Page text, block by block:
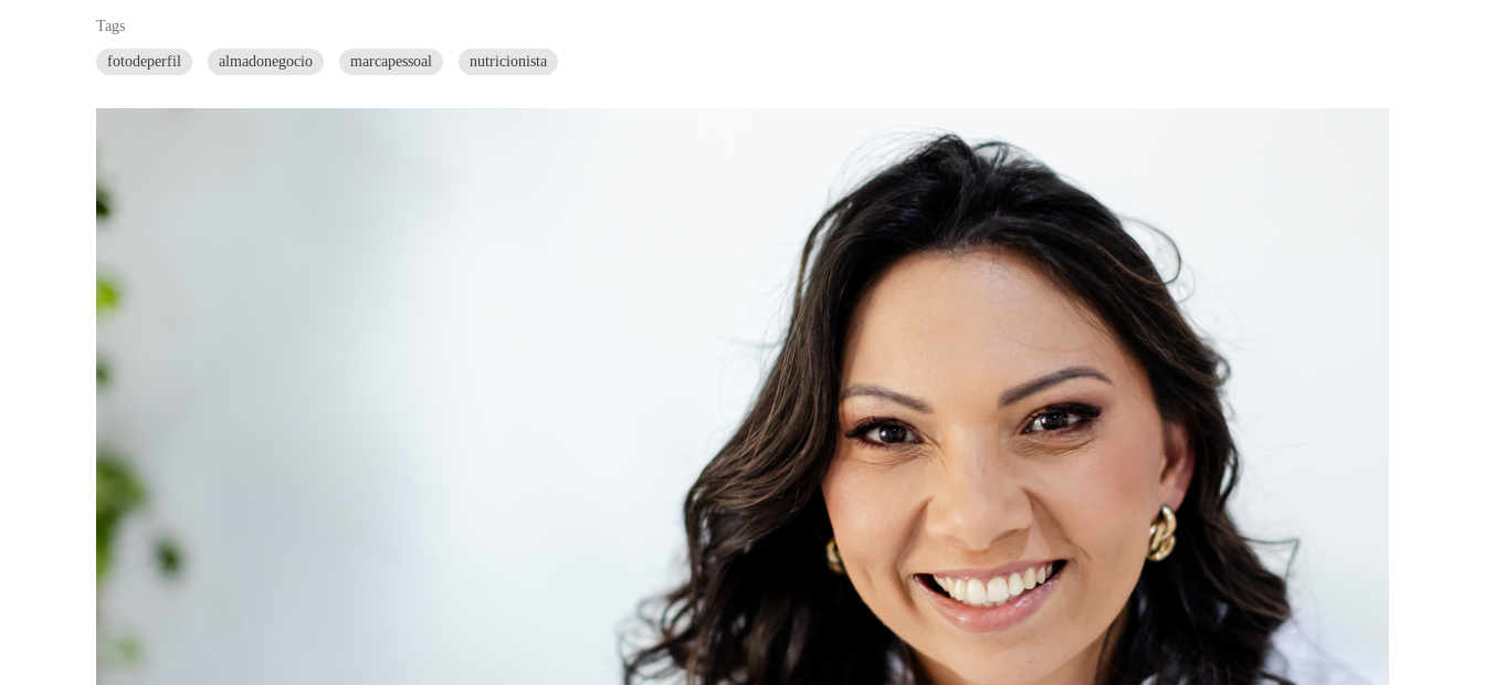
Tags
fotodeperfil almadonegocio marcapessoal nutricionista